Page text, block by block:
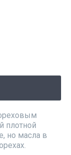
плотной
но масла в